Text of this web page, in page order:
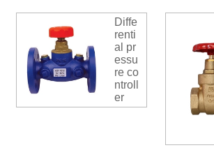
Diffe
renti
al pr
essu
re co
ntroll
er